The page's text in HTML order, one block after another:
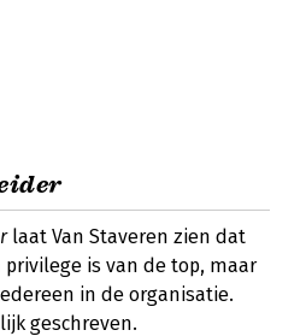
laat Van Staveren zien dat
is van de top, maar
in de organisatie.
geschreven.